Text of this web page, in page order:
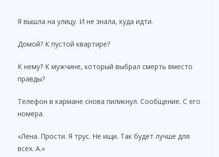
Я вышла на улицу. И не знала, куда идти.
Домой? К пустой квартире?
К нему? К мужчине, который выбрал смерть вместо
правды?
Телефон в кармане снова пиликнул. Сообщение. С его
номера.
«Лена. Прости. Я трус. Не ищи. Так будет лучше для
всех. А.»